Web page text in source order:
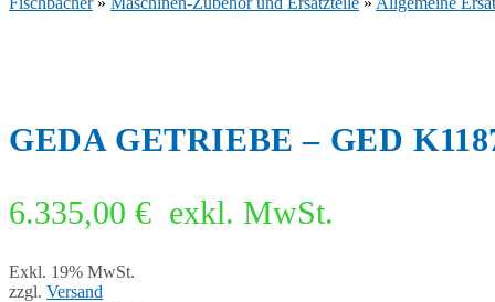
GEDA GETRIEBE – GED
6.335,00 € exkl. MwSt.
Exkl. 19% MwSt.
zzgl. Versand